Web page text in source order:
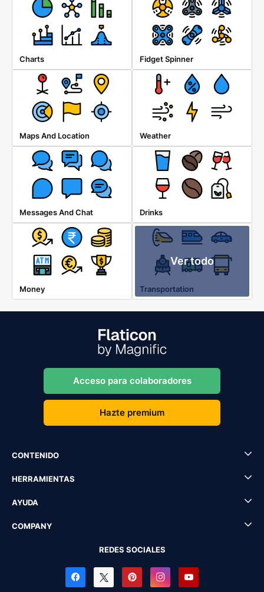
Charts Fidget Spinner
Maps And Location Weather
Messages And Chat Drinks
Money
Ver todo
Transportation
Acceso para colaboradores
Hazte premium
CONTENIDO
HERRAMIENTAS
AYUDA
COMPANY
REDES SOCIALES